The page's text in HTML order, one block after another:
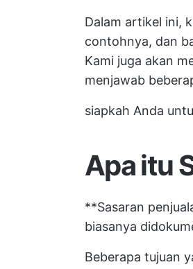
Dalam artikel ini,
contohnya, dan
Kami juga akan
menjawab
siapkah Anda
Apa itu
**Sasaran
biasanya
Beberapa tujuan